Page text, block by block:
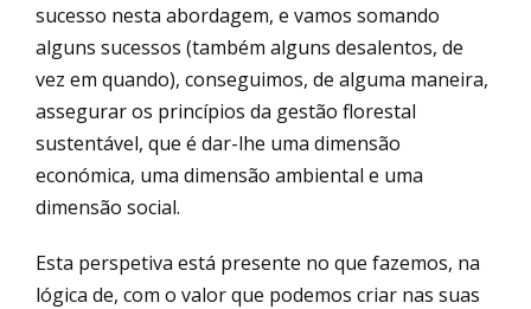
sucesso nesta abordagem, e vamos somando
alguns sucessos (também alguns desalentos, de
vez em quando), conseguimos, de alguma maneira,
assegurar os princípios da gestão florestal
sustentável, que é dar-lhe uma dimensão
económica, uma dimensão ambiental e uma
dimensão social.
Esta perspetiva está presente no que fazemos, na
lógica de, com o valor que podemos criar nas suas